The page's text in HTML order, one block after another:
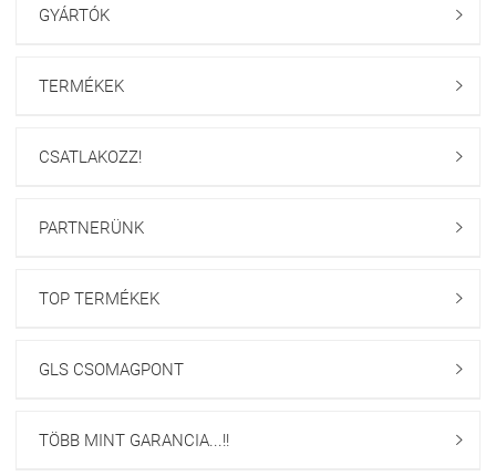
GYÁRTÓK 
TERMÉKEK 
CSATLAKOZZ! 
PARTNERÜNK 
TOP TERMÉKEK 
GLS CSOMAGPONT 
TÖBB MINT GARANCIA...!! 